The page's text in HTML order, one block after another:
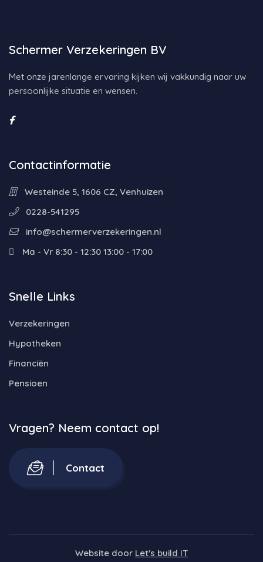
Schermer Verzekeringen BV
Met onze jarenlange ervaring kijken wij vakkundig naar uw
persoonlijke situatie en wensen.
Contactinformatie
Westeinde 5, 1606 CZ, Venhuizen
0228-541295
info@schermerverzekeringen.nl
Ma - Vr 8:30 - 12:30 13:00 - 17:00
Snelle Links
Verzekeringen
Hypotheken
Financiën
Pensioen
Vragen? Neem contact op!
Contact
Website door Let's build IT